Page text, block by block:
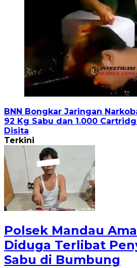
BNN Bongkar Jaringan
92 Kg Sabu dan 1.000
Disita
Terkini
Polsek Mandau
Diduga Terlibat
Sabu di Bumbung